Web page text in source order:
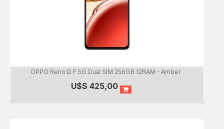
OPPO Reno12 F 5G Dual SIM 256GB 12RAM - Amber
U$S 425,00